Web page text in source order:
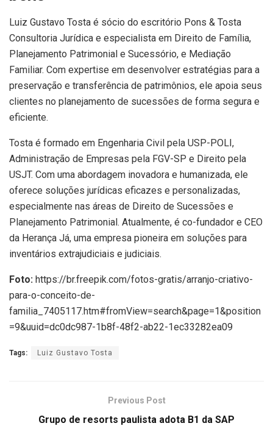
Luiz Gustavo Tosta é sócio do escritório Pons & Tosta
Consultoria Jurídica e especialista em Direito de Família,
Planejamento Patrimonial e Sucessório, e Mediação
Familiar. Com expertise em desenvolver estratégias para a
preservação e transferência de patrimônios, ele apoia seus
clientes no planejamento de sucessões de forma segura e
eficiente.
Tosta é formado em Engenharia Civil pela USP-POLI,
Administração de Empresas pela FGV-SP e Direito pela
USJT. Com uma abordagem inovadora e humanizada, ele
oferece soluções jurídicas eficazes e personalizadas,
especialmente nas áreas de Direito de Sucessões e
Planejamento Patrimonial. Atualmente, é co-fundador e CEO
da Herança Já, uma empresa pioneira em soluções para
inventários extrajudiciais e judiciais.
Foto: https://br.freepik.com/fotos-gratis/arranjo-criativo-
para-o-conceito-de-
familia_7405117.htm#fromView=search&page=1&position
=9&uuid=dc0dc987-1b8f-48f2-ab22-1ec33282ea09
Tags: Luiz Gustavo Tosta
Previous Post
Grupo de resorts paulista adota B1 da SAP